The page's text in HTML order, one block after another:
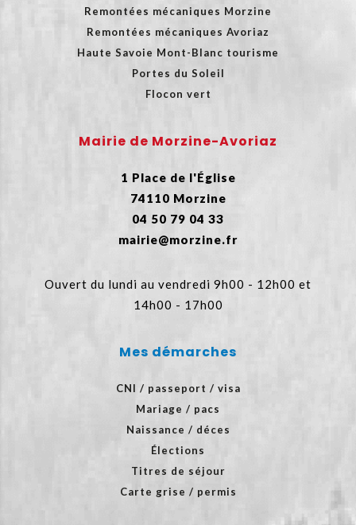
Remontées mécaniques Morzine
Remontées mécaniques Avoriaz
Haute Savoie Mont-Blanc tourisme
Portes du Soleil
Flocon vert
Mairie de Morzine-Avoriaz
1 Place de l'Église
74110 Morzine
04 50 79 04 33
mairie@morzine.fr
Ouvert du lundi au vendredi 9h00 - 12h00 et
14h00 - 17h00
Mes démarches
CNI / passeport / visa
Mariage / pacs
Naissance / déces
Élections
Titres de séjour
Carte grise / permis